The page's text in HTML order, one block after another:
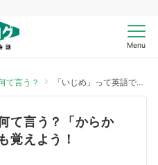
Menu
て言う？ 「いじめ」って英語で何て言う？「からかう」や「悪口」の表現も覚えよう！
て言う？「からか
覚えよう！